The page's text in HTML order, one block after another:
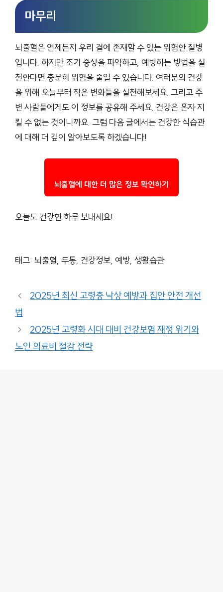
마무리
뇌출혈은 언제든지 우리 곁에 존재할 수 있는 위험한 질병
입니다. 하지만 조기 증상을 파악하고, 예방하는 방법을 실
천한다면 충분히 위험을 줄일 수 있습니다. 여러분의 건강
을 위해 오늘부터 작은 변화들을 실천해보세요. 그리고 주
변 사람들에게도 이 정보를 공유해 주세요. 건강은 혼자 지
킬 수 없는 것이니까요. 그럼 다음 글에서는 건강한 식습관
에 대해 더 깊이 알아보도록 하겠습니다!
뇌출혈에 대한 더 많은 정보 확인하기
오늘도 건강한 하루 보내세요!
태그: 뇌출혈, 두통, 건강정보, 예방, 생활습관
2025년 최신 고령층 낙상 예방과 집안 안전 개선
법
2025년 고령화 시대 대비 건강보험 재정 위기와
노인 의료비 절감 전략